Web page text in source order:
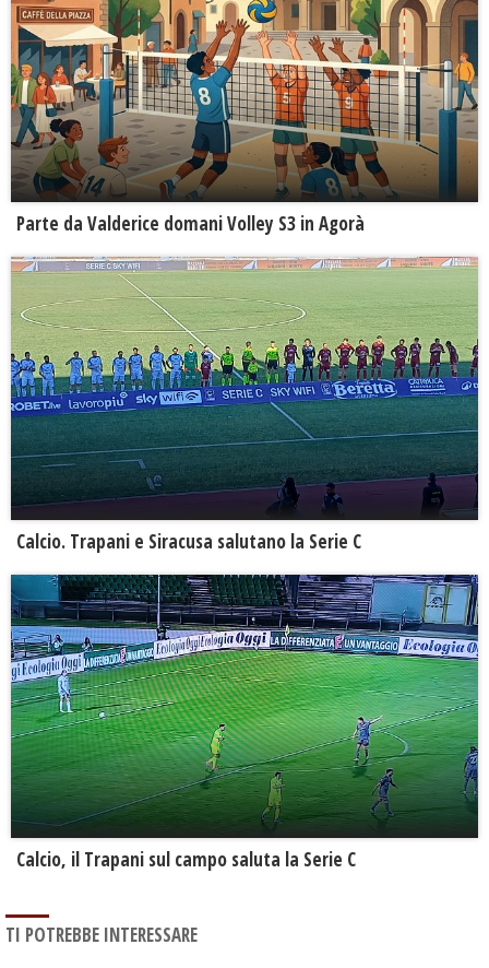
Parte da Valderice domani Volley S3 in Agorà
Calcio. Trapani e Siracusa salutano la Serie C
Calcio, il Trapani sul campo saluta la Serie C
TI POTREBBE INTERESSARE